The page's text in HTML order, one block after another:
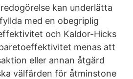
kan underlätta
med en obegriplig
och Kaldor-Hicks
menas att
eller annan åtgärd
välfärden för åtminstone